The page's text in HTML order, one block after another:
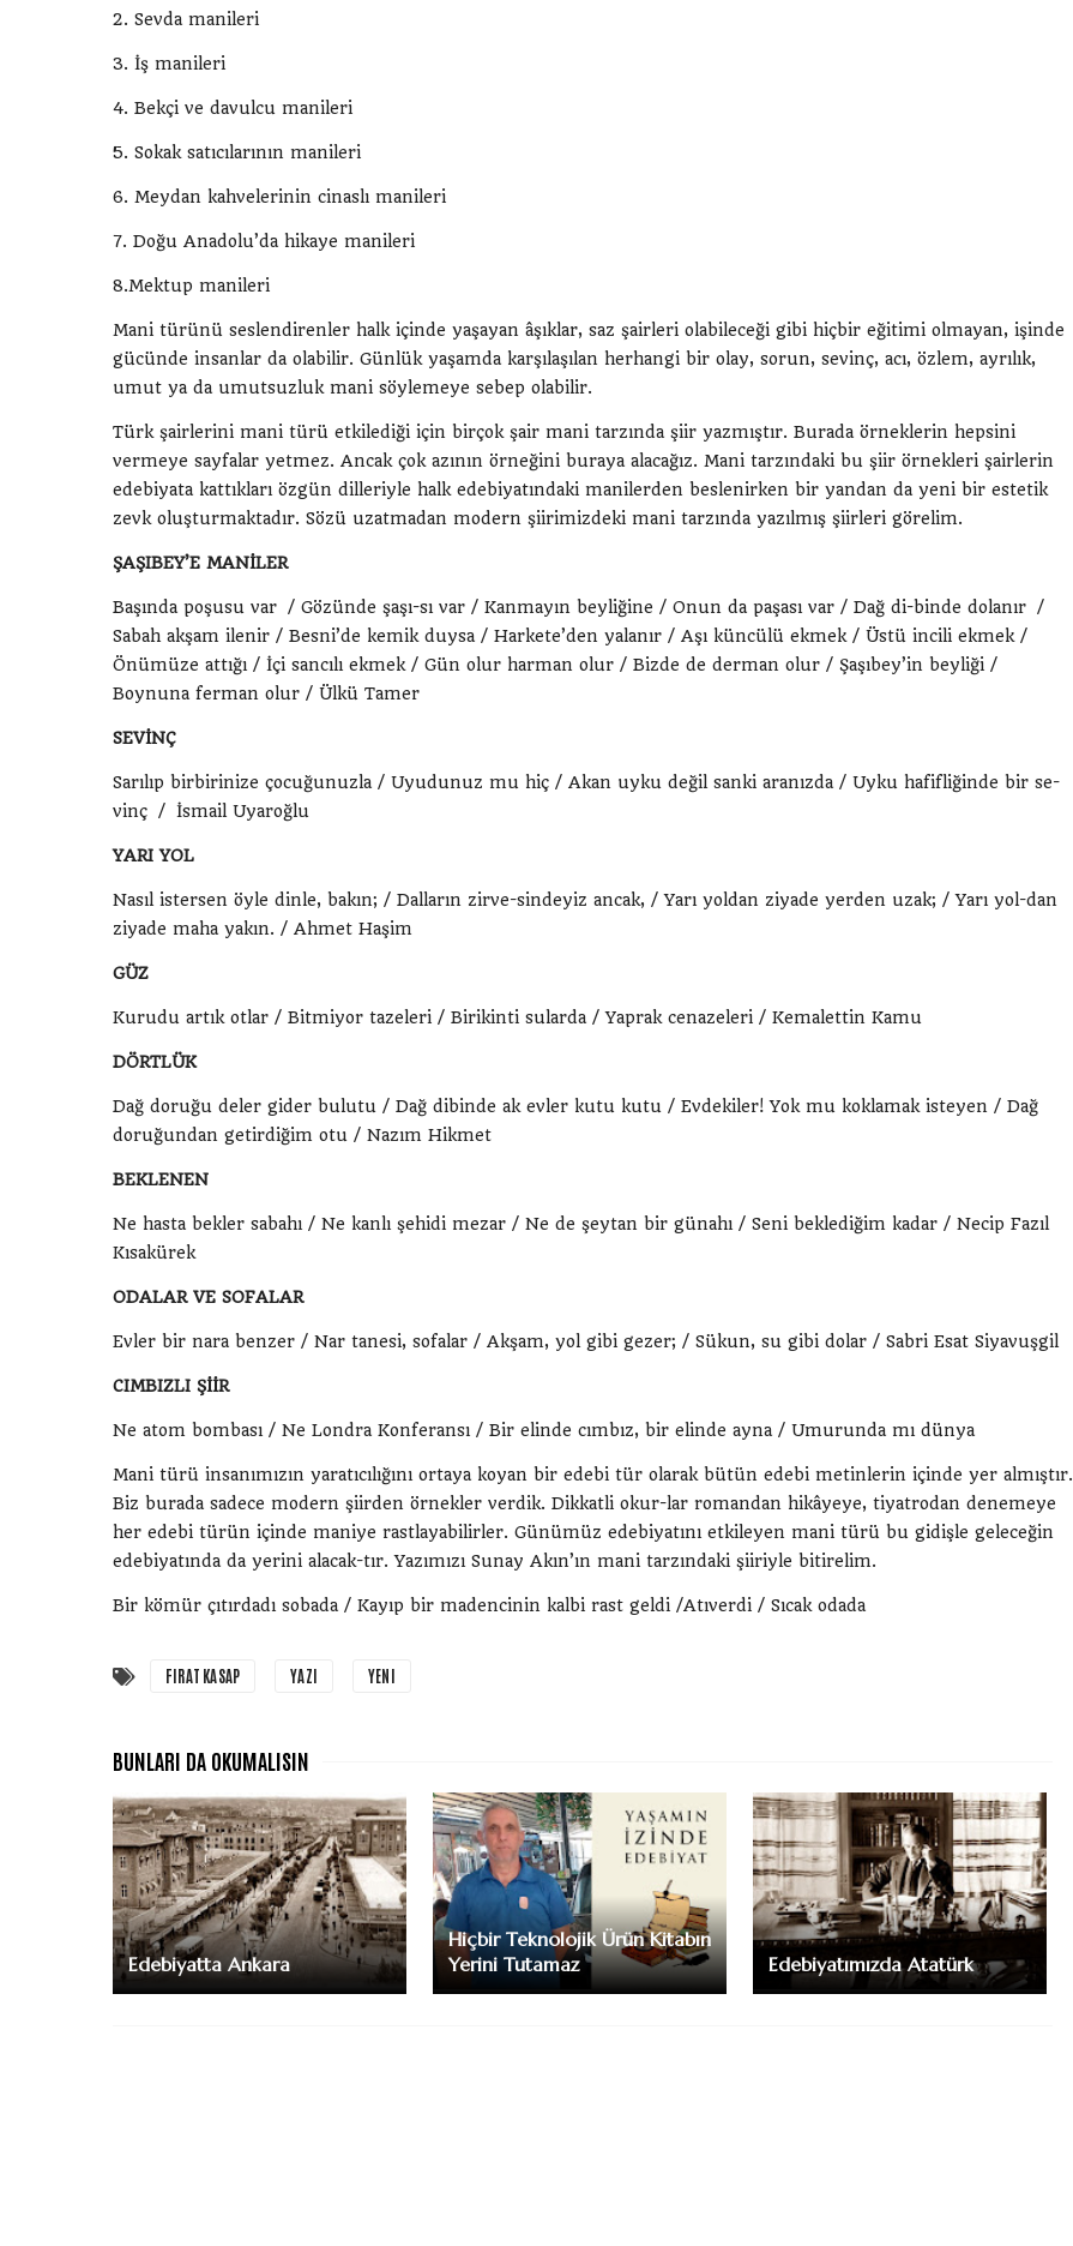
2. Sevda manileri
3. İş manileri
4. Bekçi ve davulcu manileri
5. Sokak satıcılarının manileri
6. Meydan kahvelerinin cinaslı manileri
7. Doğu Anadolu’da hikaye manileri
8.Mektup manileri
Mani türünü seslendirenler halk içinde yaşayan âşıklar, saz şairleri olabileceği gibi hiçbir eğitimi olmayan, işinde
gücünde insanlar da olabilir. Günlük yaşamda karşılaşılan herhangi bir olay, sorun, sevinç, acı, özlem, ayrılık,
umut ya da umutsuzluk mani söylemeye sebep olabilir.
Türk şairlerini mani türü etkilediği için birçok şair mani tarzında şiir yazmıştır. Burada örneklerin hepsini
vermeye sayfalar yetmez. Ancak çok azının örneğini buraya alacağız. Mani tarzındaki bu şiir örnekleri şairlerin
edebiyata kattıkları özgün dilleriyle halk edebiyatındaki manilerden beslenirken bir yandan da yeni bir estetik
zevk oluşturmaktadır. Sözü uzatmadan modern şiirimizdeki mani tarzında yazılmış şiirleri görelim.
ŞAŞIBEY’E MANİLER
Başında poşusu var / Gözünde şaşı-sı var / Kanmayın beyliğine / Onun da paşası var / Dağ di-binde dolanır /
Sabah akşam ilenir / Besni’de kemik duysa / Harkete’den yalanır / Aşı küncülü ekmek / Üstü incili ekmek /
Önümüze attığı / İçi sancılı ekmek / Gün olur harman olur / Bizde de derman olur / Şaşıbey’in beyliği /
Boynuna ferman olur / Ülkü Tamer
SEVİNÇ
Sarılıp birbirinize çocuğunuzla / Uyudunuz mu hiç / Akan uyku değil sanki aranızda / Uyku hafifliğinde bir se-
vinç / İsmail Uyaroğlu
YARI YOL
Nasıl istersen öyle dinle, bakın; / Dalların zirve-sindeyiz ancak, / Yarı yoldan ziyade yerden uzak; / Yarı yol-dan
ziyade maha yakın. / Ahmet Haşim
GÜZ
Kurudu artık otlar / Bitmiyor tazeleri / Birikinti sularda / Yaprak cenazeleri / Kemalettin Kamu
DÖRTLÜK
Dağ doruğu deler gider bulutu / Dağ dibinde ak evler kutu kutu / Evdekiler! Yok mu koklamak isteyen / Dağ
doruğundan getirdiğim otu / Nazım Hikmet
BEKLENEN
Ne hasta bekler sabahı / Ne kanlı şehidi mezar / Ne de şeytan bir günahı / Seni beklediğim kadar / Necip Fazıl
Kısakürek
ODALAR VE SOFALAR
Evler bir nara benzer / Nar tanesi, sofalar / Akşam, yol gibi gezer; / Sükun, su gibi dolar / Sabri Esat Siyavuşgil
CIMBIZLI ŞİİR
Ne atom bombası / Ne Londra Konferansı / Bir elinde cımbız, bir elinde ayna / Umurunda mı dünya
Mani türü insanımızın yaratıcılığını ortaya koyan bir edebi tür olarak bütün edebi metinlerin içinde yer almıştır.
Biz burada sadece modern şiirden örnekler verdik. Dikkatli okur-lar romandan hikâyeye, tiyatrodan denemeye
her edebi türün içinde maniye rastlayabilirler. Günümüz edebiyatını etkileyen mani türü bu gidişle geleceğin
edebiyatında da yerini alacak-tır. Yazımızı Sunay Akın’ın mani tarzındaki şiiriyle bitirelim.
Bir kömür çıtırdadı sobada / Kayıp bir madencinin kalbi rast geldi /Atıverdi / Sıcak odada
FIRAT KASAP YAZI YENI
Edebiyatta Ankara
Hiçbir Teknolojik Ürün Kitabın
Yerini Tutamaz
Edebiyatımızda Atatürk